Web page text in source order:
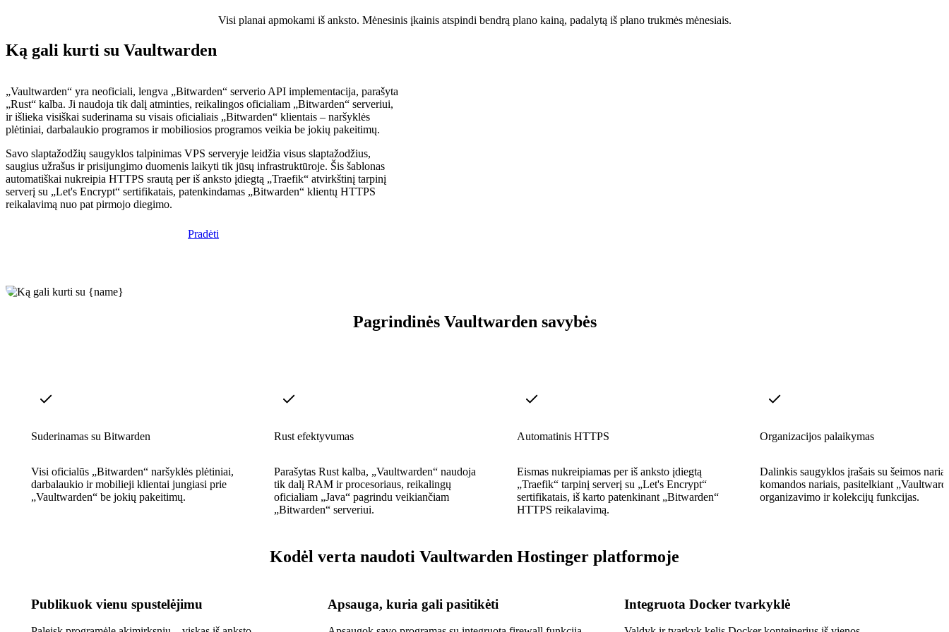
Visi planai apmokami iš anksto. Mėnesinis įkainis atspindi bendrą plano kainą, padalytą iš plano trukmės mėnesiais.
Ką gali kurti su Vaultwarden
„Vaultwarden“ yra neoficiali, lengva „Bitwarden“ serverio API implementacija, parašyta
„Rust“ kalba. Ji naudoja tik dalį atminties, reikalingos oficialiam „Bitwarden“ serveriui,
ir išlieka visiškai suderinama su visais oficialiais „Bitwarden“ klientais – naršyklės
plėtiniai, darbalaukio programos ir mobiliosios programos veikia be jokių pakeitimų.
Savo slaptažodžių saugyklos talpinimas VPS serveryje leidžia visus slaptažodžius,
saugius užrašus ir prisijungimo duomenis laikyti tik jūsų infrastruktūroje. Šis šablonas
automatiškai nukreipia HTTPS srautą per iš anksto įdiegtą „Traefik“ atvirkštinį tarpinį
serverį su „Let's Encrypt“ sertifikatais, patenkindamas „Bitwarden“ klientų HTTPS
reikalavimą nuo pat pirmojo diegimo.
Pradėti
Pagrindinės Vaultwarden savybės
Suderinamas su Bitwarden
Visi oficialūs „Bitwarden“ naršyklės plėtiniai,
darbalaukio ir mobilieji klientai jungiasi prie
„Vaultwarden“ be jokių pakeitimų.
Rust efektyvumas
Parašytas Rust kalba, „Vaultwarden“ naudoja
tik dalį RAM ir procesoriaus, reikalingų
oficialiam „Java“ pagrindu veikiančiam
„Bitwarden“ serveriui.
Automatinis HTTPS
Eismas nukreipiamas per iš anksto įdiegtą
„Traefik“ tarpinį serverį su „Let's Encrypt“
sertifikatais, iš karto patenkinant „Bitwarden“
HTTPS reikalavimą.
Organizacijos palaikymas
Dalinkis saugyklos įrašais su šeimos
komandos nariais, pasitelkiant
organizavimo ir kolekcijų funkcijas.
Kodėl verta naudoti Vaultwarden Hostinger platformoje
Publikuok vienu spustelėjimu Apsauga, kuria gali pasitikėti Integruota Docker tvarkyklė